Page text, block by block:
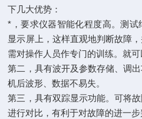
下几大优势：
*，要求仪器智能化程度高。测
显示屏上，这样直观地判断故障
需对操作人员作专门的训练。就可
第二，具有波开及参数存储、调
机后波形、数据不易失。
第三，具有双踪显示功能。可将
进行对比，有利于对故障的进一步